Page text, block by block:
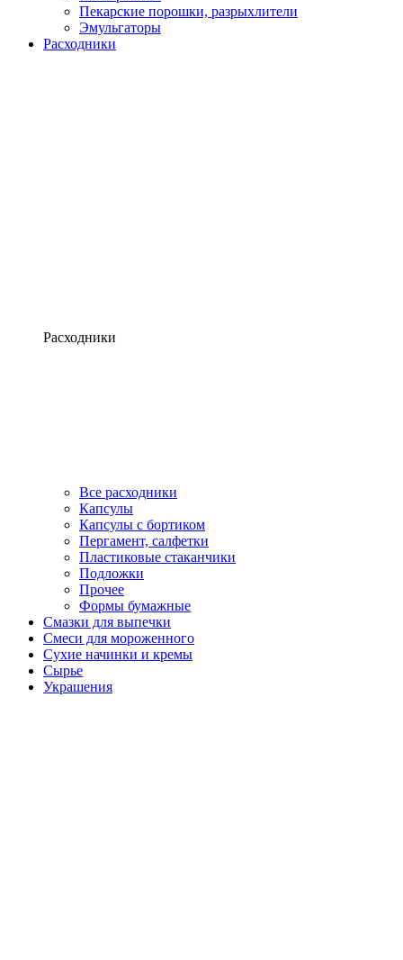
Пекарские порошки, разрыхлители
Эмульгаторы
Расходники
Расходники
Все расходники
Капсулы
Капсулы с бортиком
Пергамент, салфетки
Пластиковые стаканчики
Подложки
Прочее
Формы бумажные
Смазки для выпечки
Смеси для мороженного
Сухие начинки и кремы
Сырье
Украшения